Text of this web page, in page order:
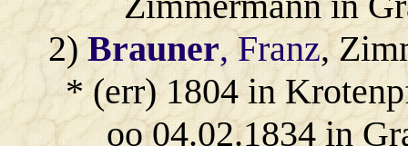
2)Brauner, Franz,
* (err) 1804 in
oo 04.02.1834 in